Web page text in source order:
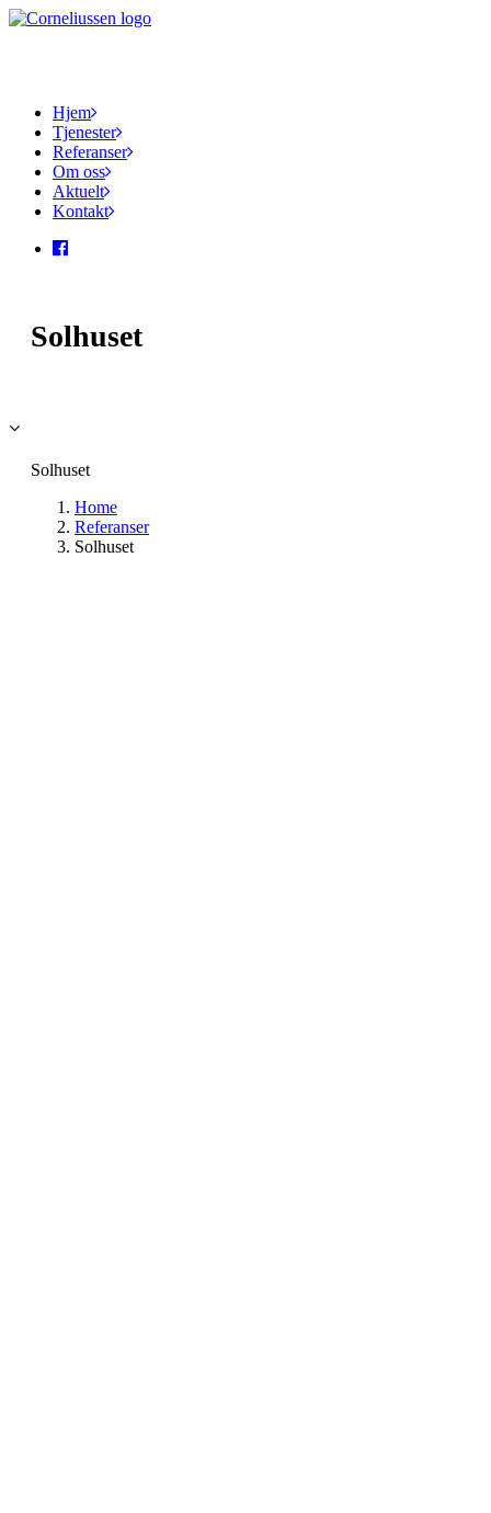
Hjem
Tjenester
Referanser
Om oss
Aktuelt
Kontakt
Solhuset
Solhuset
Home
Referanser
Solhuset